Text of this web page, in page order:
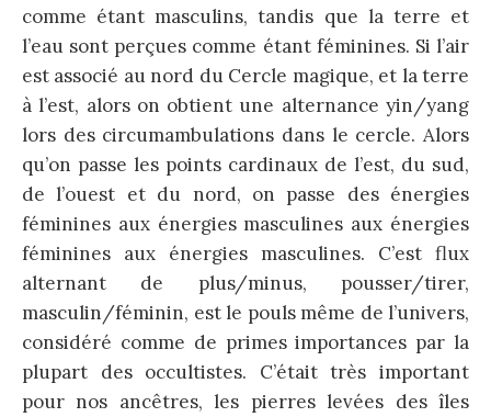
comme étant masculins, tandis que la terre et
l’eau sont perçues comme étant féminines. Si l’air
est associé au nord du Cercle magique, et la terre
à l’est, alors on obtient une alternance yin/yang
lors des circumambulations dans le cercle. Alors
qu’on passe les points cardinaux de l’est, du sud,
de l’ouest et du nord, on passe des énergies
féminines aux énergies masculines aux énergies
féminines aux énergies masculines. C’est flux
alternant de plus/minus, pousser/tirer,
masculin/féminin, est le pouls même de l’univers,
considéré comme de primes importances par la
plupart des occultistes. C’était très important
pour nos ancêtres, les pierres levées des îles